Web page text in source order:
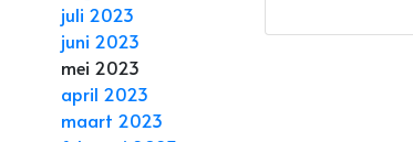
juli 2023
juni 2023
mei 2023
april 2023
maart 2023